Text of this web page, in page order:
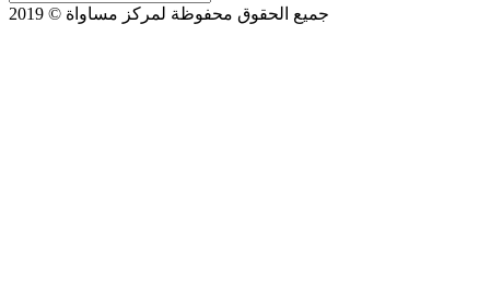
جميع الحقوق محفوظة لمركز مساواة © 2019